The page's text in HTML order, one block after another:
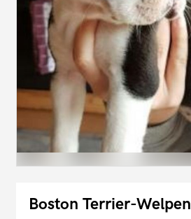
Boston Terrier-Welpen